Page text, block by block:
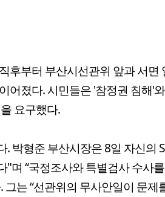
후부터 부산시선관위 앞과 서면
어졌다. 시민들은 '참정권 침해'
요구했다.
박형준 부산시장은 8일 자신의
"며 “국정조사와 특별검사 수사
는 “선관위의 무사안일이 문제